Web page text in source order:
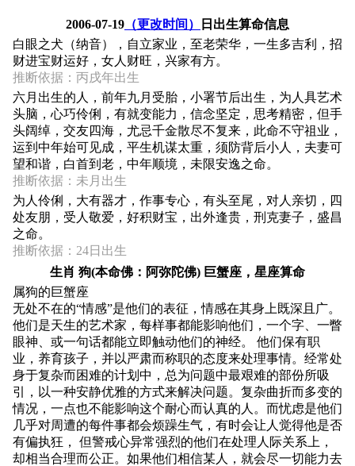
2006-07-19 （更改时间）
日出生算命信息
白眼之犬（纳音），自立家业，至老荣华，一生多吉利，招
财进宝财运好，女人财旺，兴家有方。
推断依据：丙戌年出生
六月出生的人，前年九月受胎，小署节后出生，为人具艺术
头脑，心巧伶俐，有就变能力，信念坚定，思考精密，但手
头阔绰，交友四海，尤忌千金散尽不复来，此命不守祖业，
运到中年始可见成，平生机谋太重，须防背后小人，夫妻可
望和谐，白首到老，中年顺境，未限安逸之命。
推断依据：未月出生
为人伶俐，大有器才，作事专心，有头至尾，对人亲切，四
处友朋，受人敬爱，好积财宝，出外逢贵，刑克妻子，盛昌
之命。
推断依据：24日出生
生肖 狗(本命佛：阿弥陀佛) 巨蟹座，星座算命
属狗的巨蟹座
无处不在的“情感”是他们的表征，情感在其身上既深且广。
他们是天生的艺术家，每样事都能影响他们，一个字、一瞥
眼神、或一句话都能立即触动他们的神经。 他们保有职
业，养育孩子，并以严肃而称职的态度来处理事情。经常处
身于复杂而困难的计划中，总为问题中最艰难的部份所吸
引，以一种安静优雅的方式来解决问题。复杂曲折而多变的
情况，一点也不能影响这个耐心而认真的人。而忧虑是他们
几乎对周遭的每件事都会烦躁生气，有时会让人觉得他是否
有偏执狂， 但警戒心异常强烈的他们在处理人际关系上，
却相当合理而公正。如果他们相信某人，就会尽一切能力去